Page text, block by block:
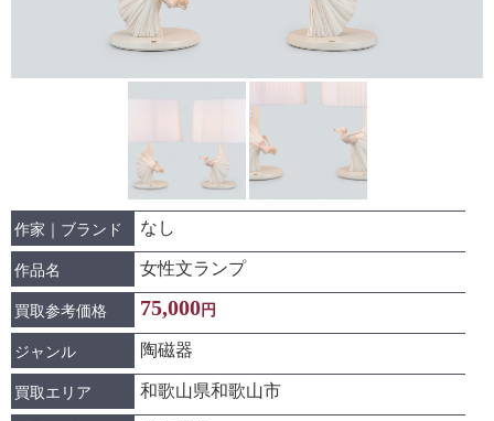
作家｜ブランド なし
作品名 女性文ランプ
買取参考価格 75,000円
ジャンル 陶磁器
買取エリア 和歌山県和歌山市